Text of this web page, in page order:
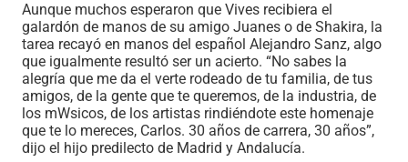
Aunque muchos esperaron que Vives recibiera el
galardón de manos de su amigo Juanes o de Shakira, la
tarea recayó en manos del español Alejandro Sanz, algo
que igualmente resultó ser un acierto. “No sabes la
alegría que me da el verte rodeado de tu familia, de tus
amigos, de la gente que te queremos, de la industria, de
los mWsicos, de los artistas rindiéndote este homenaje
que te lo mereces, Carlos. 30 años de carrera, 30 años”,
dijo el hijo predilecto de Madrid y Andalucía.